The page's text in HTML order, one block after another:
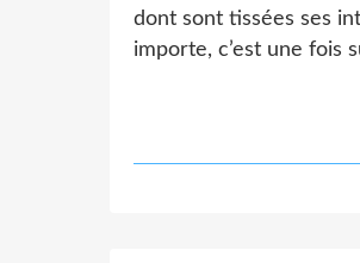
dont sont tissées ses
importe, c’est une fois